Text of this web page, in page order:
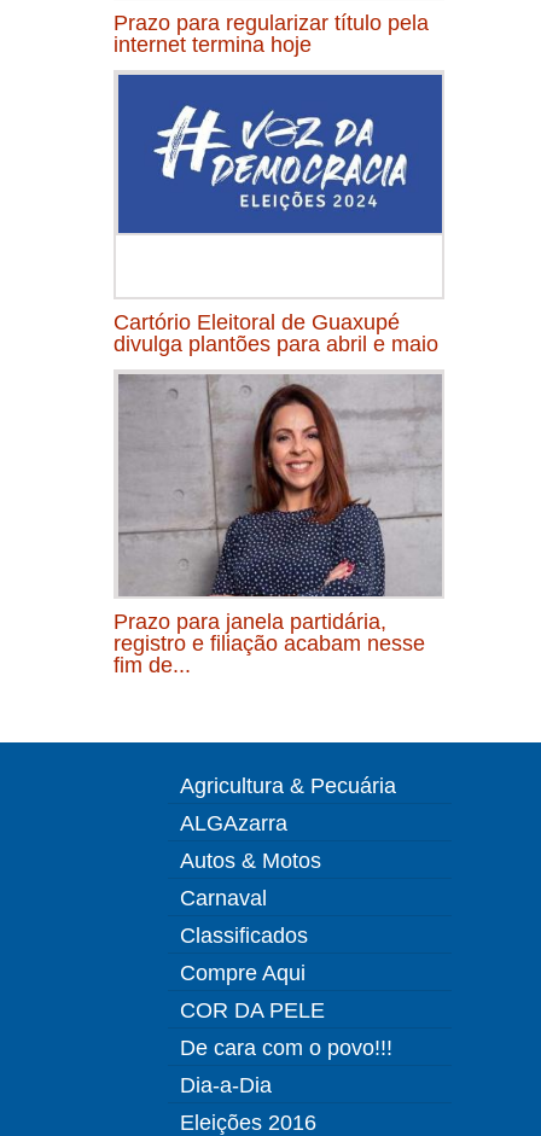
Prazo para regularizar título pela
internet termina hoje
Cartório Eleitoral de Guaxupé
divulga plantões para abril e maio
Prazo para janela partidária,
registro e filiação acabam nesse
fim de...
Agricultura & Pecuária
ALGAzarra
Autos & Motos
Carnaval
Classificados
Compre Aqui
COR DA PELE
De cara com o povo!!!
Dia-a-Dia
Eleições 2016